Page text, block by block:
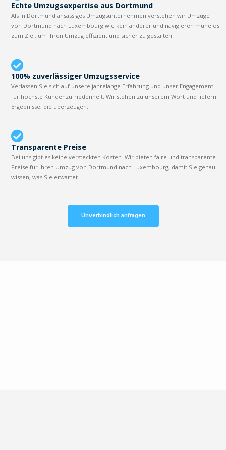
Echte Umzugsexpertise aus Dortmund
Als in Dortmund ansässiges Umzugsunternehmen verstehen wir Umzüge
von Dortmund nach Luxembourg wie kein anderer und navigieren mühelos
zum Ziel, um Ihren Umzug effizient und sicher zu gestalten.
100% zuverlässiger Umzugsservice
Verlassen Sie sich auf unsere jahrelange Erfahrung und unser Engagement
für höchste Kundenzufriedenheit. Wir stehen zu unserem Wort und liefern
Ergebnisse, die überzeugen.
Transparente Preise
Bei uns gibt es keine versteckten Kosten. Wir bieten faire und transparente
Preise für Ihren Umzug von Dortmund nach Luxembourg, damit Sie genau
wissen, was Sie erwartet.
Unverbindlich anfragen